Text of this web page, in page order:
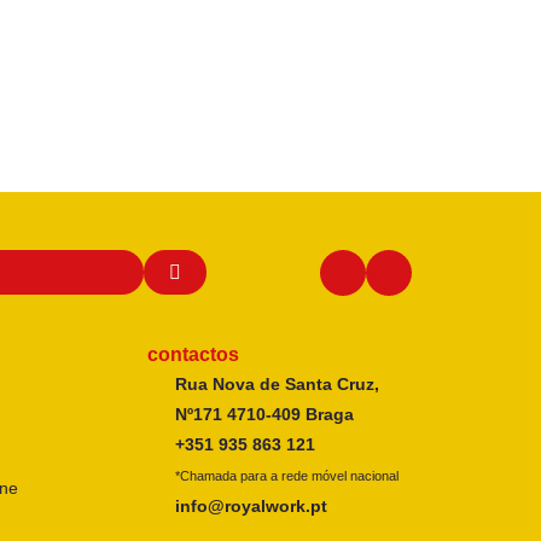
contactos
Rua Nova de Santa Cruz,
Nº171 4710-409 Braga
+351 935 863 121
*Chamada para a rede móvel nacional
info@royalwork.pt